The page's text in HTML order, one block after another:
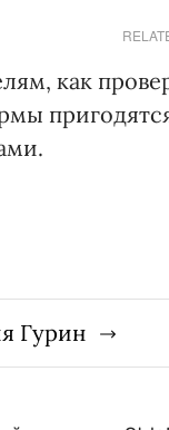
как
Гурин